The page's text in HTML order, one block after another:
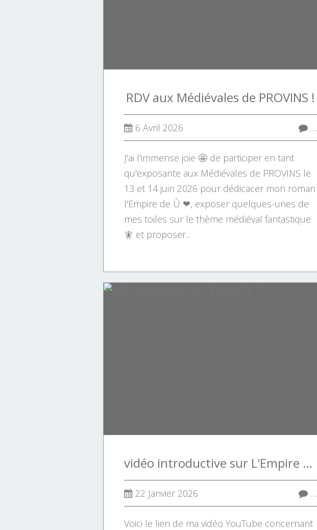
RDV aux Médiévales de PROVINS !
6 Avril 2026 …
J'ai l'immense joie 🤩 de participer en tant
qu'exposante aux Médiévales de PROVINS le
13 et 14 juin 2026 pour dédicacer mon roman
l'Empire de Û ❤, exposer quelques-unes de
mes toiles sur le thème médiéval fantastique
🧚 et proposer...
vidéo introductive sur L'Empire de Û
22 Janvier 2026 …
Voici le lien de ma vidéo YouTube concernant